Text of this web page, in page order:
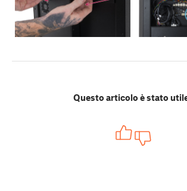
Questo articolo è stato